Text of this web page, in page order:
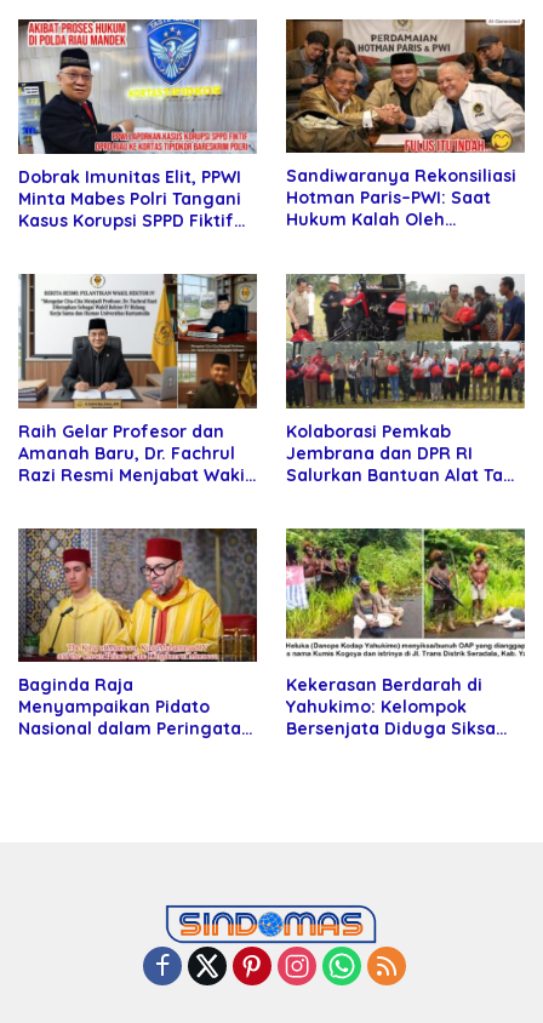
Dobrak Imunitas Elit, PPWI
Minta Mabes Polri Tangani
Kasus Korupsi SPPD Fiktif
Sandiwaranya Rekonsiliasi
Hotman Paris–PWI: Saat
Hukum Kalah Oleh
Raih Gelar Profesor dan
Amanah Baru, Dr. Fachrul
Razi Resmi Menjabat Wakil
Kolaborasi Pemkab
Jembrana dan DPR RI
Salurkan Bantuan Alat Tani
Baginda Raja
Menyampaikan Pidato
Nasional dalam Peringatan
Kekerasan Berdarah di
Yahukimo: Kelompok
Bersenjata Diduga Siksa